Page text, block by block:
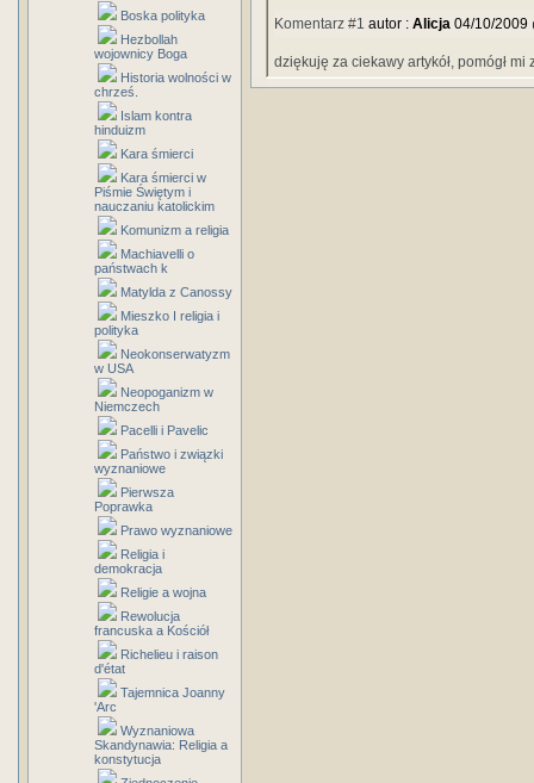
Boska polityka
Hezbollah
wojownicy Boga
Historia wolności w
chrześ.
Islam kontra
hinduizm
Kara śmierci
Kara śmierci w
Piśmie Świętym i
nauczaniu katolickim
Komunizm a religia
Machiavelli o
państwach k
Matylda z Canossy
Mieszko I religia i
polityka
Neokonserwatyzm
w USA
Neopoganizm w
Niemczech
Pacelli i Pavelic
Państwo i związki
wyznaniowe
Pierwsza
Poprawka
Prawo wyznaniowe
Religia i
demokracja
Religie a wojna
Rewolucja
francuska a Kościół
Richelieu i raison
d'état
Tajemnica Joanny
'Arc
Wyznaniowa
Skandynawia: Religia a
konstytucja
Komentarz #1 autor : Alicja 04/10/2009
dziękuję za ciekawy artykół, pomógł